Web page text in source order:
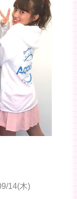
14(木)